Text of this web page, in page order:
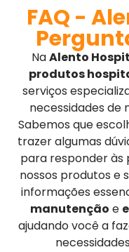
FAQ -
NaAlento
produtos
serviços
necessidades de
Sabemos que
trazer algumas
para responder às
nossos produtos e
informações
manutenção e
ajudando você a